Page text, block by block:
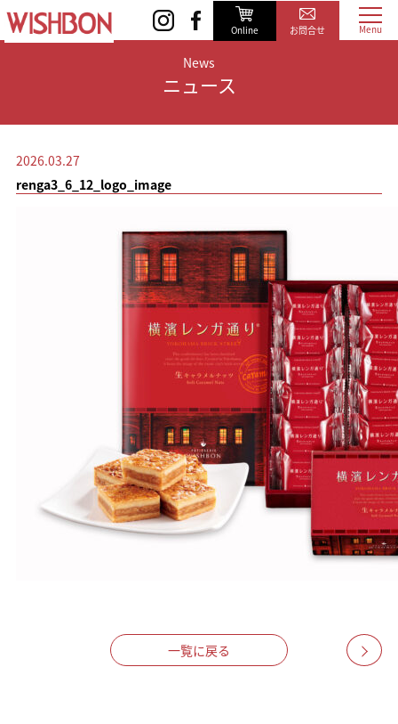
Online お問合せ
News
ニュース
2026.03.27
renga3_6_12_logo_image
一覧に戻る